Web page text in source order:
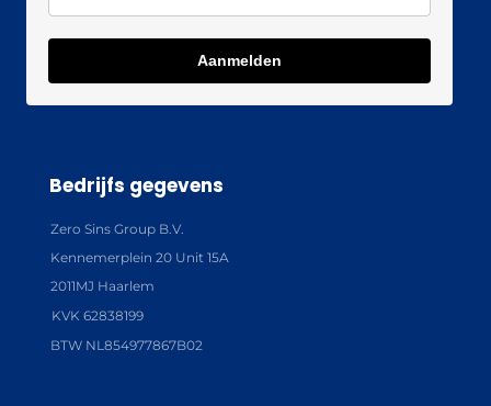
Aanmelden
Bedrijfs gegevens
Zero Sins Group B.V.
Kennemerplein 20 Unit 15A
2011MJ Haarlem
KVK 62838199
BTW NL854977867B02